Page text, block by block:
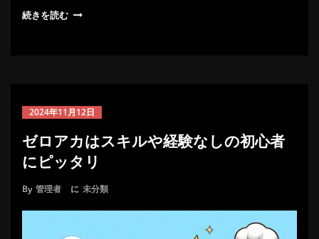
続きを読む
2024年11月12日
ゼロアカはスキルや経験なしの初心者
にピッタリ
By 管理者 に 未分類